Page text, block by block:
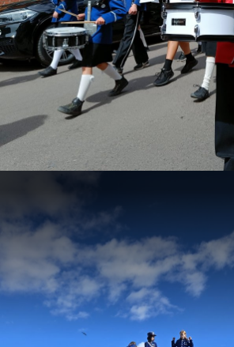
Nyheter
Loppemarked
Konserter
Turer
Instrumenter
Å være korpsforelder
Samspill